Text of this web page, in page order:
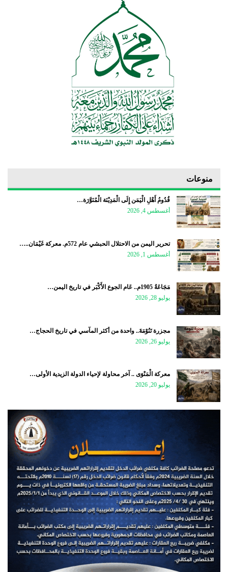
منوعات
قُدُومُ أَهْلِ الْيَمَن إِلَى الْمَدِيْنَة الْمُنَوَّرَة…
أغسطس 4, 2026
تحرير اليمن من الاحتلال الحبشي عام 572م. معركة غَيْمَان..…
أغسطس 1, 2026
مَجَاعَةُ 1905م.. عَام الجوع الأَكْبَر في تاريخ اليمن…
يوليو 28, 2026
مجزرة تَنُوْمَةَ.. واحدة من أكثر المآسي في تاريخ الحجاج…
يوليو 26, 2026
معركة الْمَنْوَى .. آخر محاولة لإحياء الدولة الزيدية الأولى…
يوليو 20, 2026